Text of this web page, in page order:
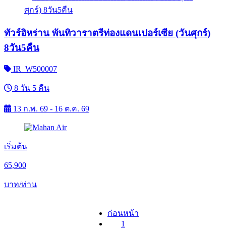
ทัวร์อิหร่าน พันทิวาราตรีท่องแดนเปอร์เซีย (วันศุกร์)
8วัน5คืน
IR_W500007
8 วัน 5 คืน
13 ก.พ. 69 - 16 ต.ค. 69
เริ่มต้น
65,900
บาท/ท่าน
ก่อนหน้า
1